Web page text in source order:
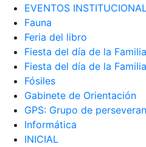
EVENTOS
Fauna
Feria del libro
Fiesta del día de la
Fiesta del día de la
Fósiles
Gabinete de Orientación
GPS: Grupo de
Informática
INICIAL